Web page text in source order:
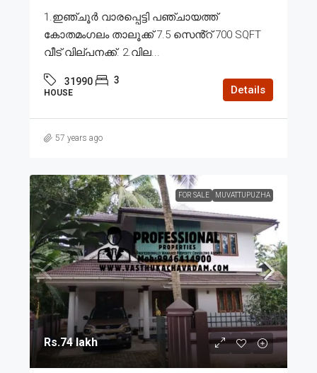
1.ഇഞ്ചൂർ വാരപ്പെട്ടി പഞ്ചായത്ത്
കോതമംഗലം താലൂക്ക് 7.5 സെൻ്റ് 700 SQFT
വീട് വില്പനക്ക്. 2.വില...
31990 3
HOUSE Details
57 years ago
FOR SALE MUVATTUPUZHA
Rs.74 lakh